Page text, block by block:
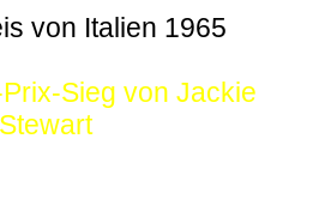
von Italien 1965
Sieg von Jackie
Stewart